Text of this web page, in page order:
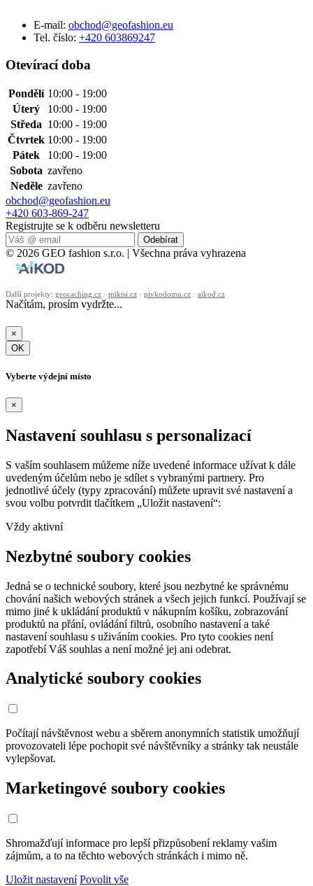
E-mail: obchod@geofashion.eu
Tel. číslo: +420 603869247
Otevírací doba
Pondělí 10:00 - 19:00
Úterý
10:00 - 19:00
Středa 10:00 - 19:00
Čtvrtek 10:00 - 19:00
Pátek
10:00 - 19:00
Sobota zavřeno
Neděle zavřeno
obchod@geofashion.eu
+420 603-869-247
Registrujte se k odběru newsletteru
Odebírat
© 2026 GEO fashion s.r.o. | Všechna práva vyhrazena
Další projekty: geocaching.cz · mikisi.cz · pivkodomu.cz · aikod.cz
Načítám, prosím vydržte...
×
OK
Vyberte výdejní místo
×
Nastavení souhlasu s personalizací
S vaším souhlasem můžeme níže uvedené informace užívat k dále
uvedeným účelům nebo je sdílet s vybranými partnery. Pro
jednotlivé účely (typy zpracování) můžete upravit své nastavení a
svou volbu potvrdit tlačítkem „Uložit nastavení“:
Vždy aktivní
Nezbytné soubory cookies
Jedná se o technické soubory, které jsou nezbytné ke správnému
chování našich webových stránek a všech jejich funkcí. Používají se
mimo jiné k ukládání produktů v nákupním košíku, zobrazování
produktů na přání, ovládání filtrů, osobního nastavení a také
nastavení souhlasu s uživáním cookies. Pro tyto cookies není
zapotřebí Váš souhlas a není možné jej ani odebrat.
Analytické soubory cookies
Počítají návštěvnost webu a sběrem anonymních statistik umožňují
provozovateli lépe pochopit své návštěvníky a stránky tak neustále
vylepšovat.
Marketingové soubory cookies
Shromažďují informace pro lepší přizpůsobení reklamy vašim
zájmům, a to na těchto webových stránkách i mimo ně.
Uložit nastavení Povolit vše